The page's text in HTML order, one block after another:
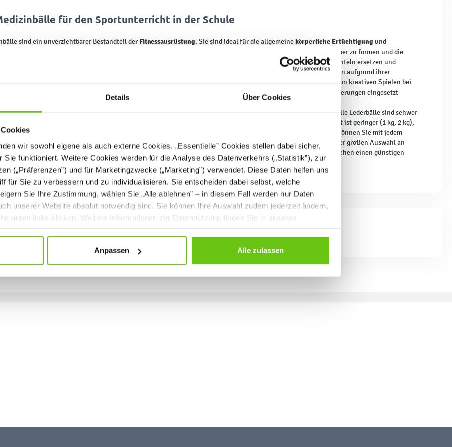
Details Über Cookies
wir sowohl eigene als auch externe Cookies. „Essentielle” Cookies stellen dabei sicher,
Sie funktioniert. Weitere Cookies werden für die Analyse des Datenverkehrs („Statistik”), zur
(„Präferenzen”) und für Marketingzwecke („Marketing”) verwendet. Diese Daten helfen uns
für Sie zu verbessern und zu individualisieren. Sie entscheiden dabei selbst, welche
Sie Ihre Zustimmung, wählen Sie „Alle ablehnen” – in diesem Fall werden nur Daten
unserer Website absolut notwendig sind. Sie können Ihre Auswahl zudem jederzeit ändern,
unten links klicken. Weitere Informationen zur Datennutzung finden Sie in unseren
Anpassen Alle zulassen
für den Sportunterricht in der Schule
sind ein unverzichtbarer Bestandteil der Fitnessausrüstung. Sie sind ideal für die allgemeinekörperliche Ertüchtigung und
. Sie können verwendet werden, um die Entwicklung verschiedener Muskelgruppen zu stimulieren, den Körper zu formen und die
Geschicklichkeit zu verbessern. Der Ball kann angehoben, geworfen oder gerollt werden. Es kann erfolgreich Hanteln ersetzen und
einen bequemen Griff mit beiden Händen. Viele sportliche Aktivitäten beinhalten den Einsatz von Medizinbällen aufgrund ihrer
Einsatzmöglichkeiten und Trainingsvorteile. Neben den Standardübungen können sie auch für eine Vielzahl von kreativen Spielen bei
eingesetzt werden. Sie können auch zur
Unterstützung der inklusiven Bildung
für Schüler mit Behinderungen eingesetzt
sollte über Bälle verfügen, die an die Bedürfnisse der verschiedenen Altersgruppen angepasst sind. Traditionelle Lederbälle sind schwer
Kinder optisch nicht sehr ansprechend. Unser Shop bietet Modelle, die für die Jüngsten geeignet sind - ihr Gewicht ist geringer (1 kg, 2 kg),
lebendige Farben und Soft-Touch-Kunststoff sie zum Spielen anregen. Da sich die Belastung allmählich erhöht, können Sie mit jedem
Medizinball Ihren Fortschritt beobachten. Mit dem Kauf über unseren Onlineshop haben Sie die Freiheit, aus einer großen Auswahl an
bequemer Lieferung und professionellem Service zu wählen. Attraktive Preise und tolle Angebote ermöglichen einen günstigen
von hochwertigen Produkten.